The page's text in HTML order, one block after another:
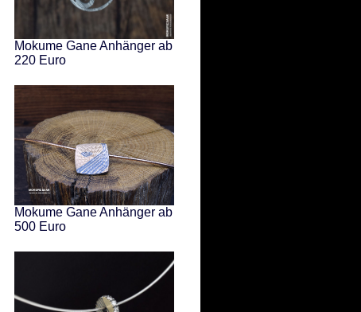
Mokume Gane Anhänger ab
220 Euro
Mokume Gane Anhänger ab
500 Euro